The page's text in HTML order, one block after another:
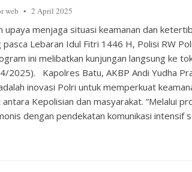
web 2 April 2025
upaya menjaga situasi keamanan dan
Lebaran Idul Fitri 1446 H, Polisi RW
ini melibatkan kunjungan langsung ke
Kapolres Batu, AKBP Andi Yudha
inovasi Polri untuk memperkuat
Kepolisian dan masyarakat. “Melalui
dengan pendekatan komunikasi